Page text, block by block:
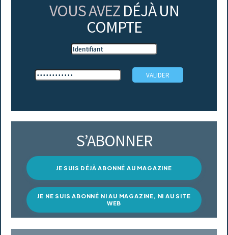
VOUS AVEZ DÉJÀ UN
COMPTE
S’ABONNER
JE SUIS DÉJÀ ABONNÉ AU MAGAZINE
JE NE SUIS ABONNÉ NI AU MAGAZINE, NI AU SITE
WEB